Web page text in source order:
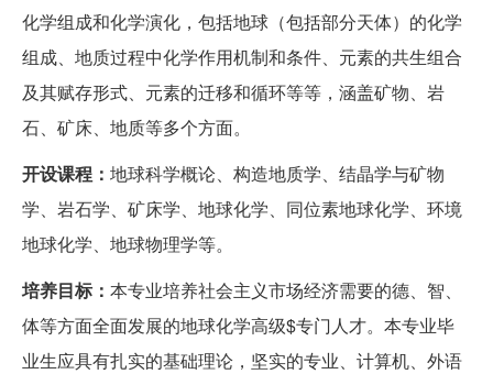
化学组成和化学演化，包括地球（包括部分天体）的化学
组成、地质过程中化学作用机制和条件、元素的共生组合
及其赋存形式、元素的迁移和循环等等，涵盖矿物、岩
石、矿床、地质等多个方面。
开设课程： 地球科学概论、构造地质学、结晶学与矿物
学、岩石学、矿床学、地球化学、同位素地球化学、环境
地球化学、地球物理学等。
培养目标： 本专业培养社会主义市场经济需要的德、智、
体等方面全面发展的地球化学高级$专门人才。本专业毕
业生应具有扎实的基础理论，坚实的专业、计算机、外语